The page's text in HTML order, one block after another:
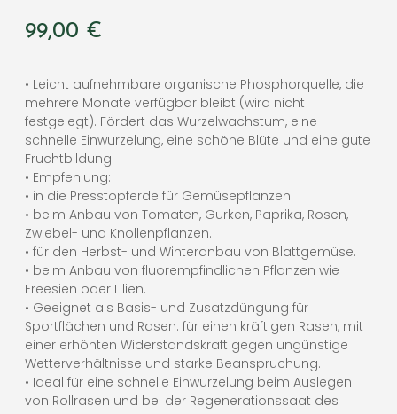
99,00 €
• Leicht aufnehmbare organische Phosphorquelle, die
mehrere Monate verfügbar bleibt (wird nicht
festgelegt). Fördert das Wurzelwachstum, eine
schnelle Einwurzelung, eine schöne Blüte und eine gute
Fruchtbildung.
• Empfehlung:
• in die Presstopferde für Gemüsepflanzen.
• beim Anbau von Tomaten, Gurken, Paprika, Rosen,
Zwiebel- und Knollenpflanzen.
• für den Herbst- und Winteranbau von Blattgemüse.
• beim Anbau von fluorempfindlichen Pflanzen wie
Freesien oder Lilien.
• Geeignet als Basis- und Zusatzdüngung für
Sportflächen und Rasen: für einen kräftigen Rasen, mit
einer erhöhten Widerstandskraft gegen ungünstige
Wetterverhältnisse und starke Beanspruchung.
• Ideal für eine schnelle Einwurzelung beim Auslegen
von Rollrasen und bei der Regenerationssaat des